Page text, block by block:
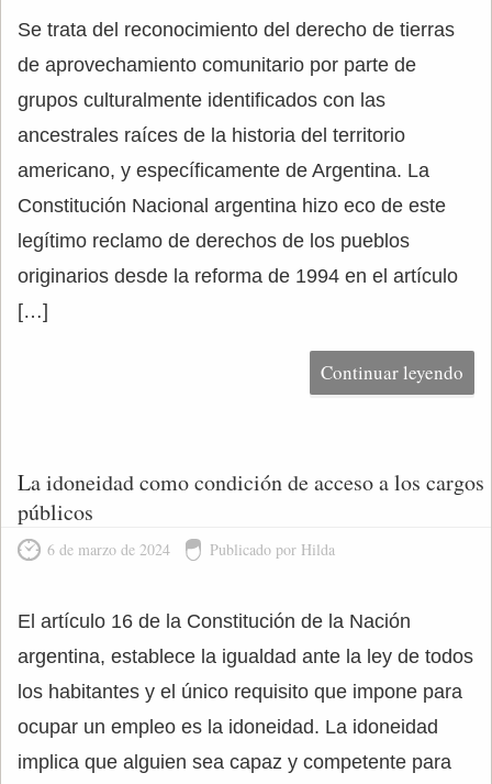
Se trata del reconocimiento del derecho de tierras
de aprovechamiento comunitario por parte de
grupos culturalmente identificados con las
ancestrales raíces de la historia del territorio
americano, y específicamente de Argentina. La
Constitución Nacional argentina hizo eco de este
legítimo reclamo de derechos de los pueblos
originarios desde la reforma de 1994 en el artículo
[…]
Continuar leyendo
La idoneidad como condición de acceso a los cargos
públicos
6 de marzo de 2024 Publicado por Hilda
El artículo 16 de la Constitución de la Nación
argentina, establece la igualdad ante la ley de todos
los habitantes y el único requisito que impone para
ocupar un empleo es la idoneidad. La idoneidad
implica que alguien sea capaz y competente para